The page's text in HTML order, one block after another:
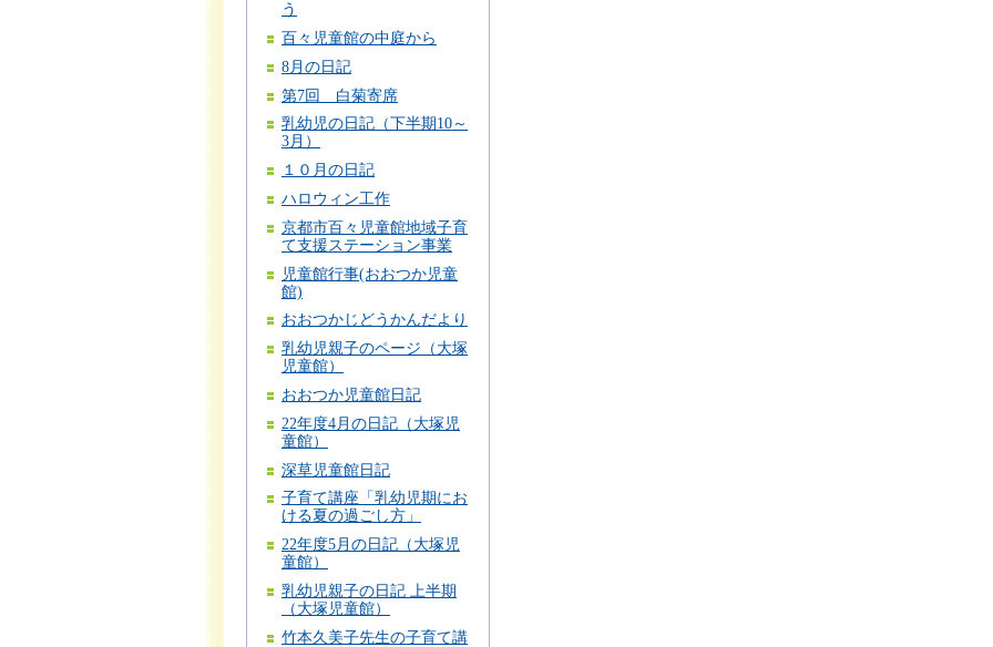
う
百々児童館の中庭から
8月の日記
第7回 白菊寄席
乳幼児の日記（下半期10～
3月）
１０月の日記
ハロウィン工作
京都市百々児童館地域子育
て支援ステーション事業
児童館行事(おおつか児童
館)
おおつかじどうかんだより
乳幼児親子のページ（大塚
児童館）
おおつか児童館日記
22年度4月の日記（大塚児
童館）
深草児童館日記
子育て講座「乳幼児期にお
ける夏の過ごし方」
22年度5月の日記（大塚児
童館）
乳幼児親子の日記 上半期
（大塚児童館）
竹本久美子先生の子育て講